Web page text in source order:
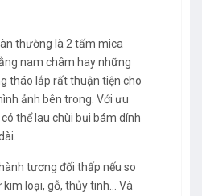
thường là 2 tấm mica
nam châm hay những
tháo lắp rất thuận tiện cho
ảnh bên trong. Với ưu
thể lau chùi bụi bám dính
tương đối thấp nếu so
loại, gỗ, thủy tinh… Và